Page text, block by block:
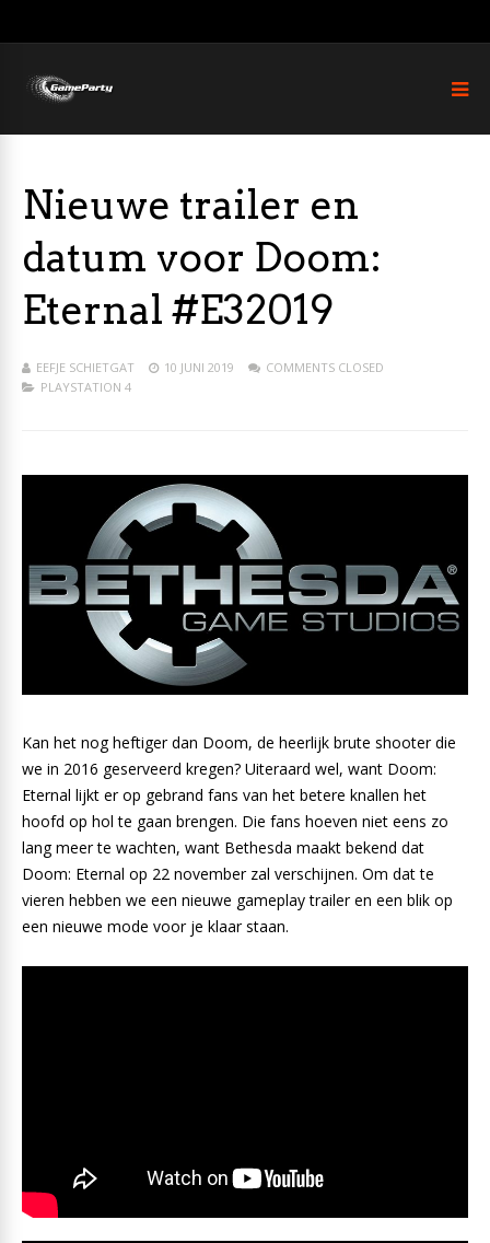
Nieuwe trailer en
datum voor Doom:
Eternal #E32019
EEFJE SCHIETGAT 10 JUNI 2019
COMMENTS CLOSED
PLAYSTATION 4
Kan het nog heftiger dan Doom, de heerlijk brute shooter die
we in 2016 geserveerd kregen? Uiteraard wel, want Doom:
Eternal lijkt er op gebrand fans van het betere knallen het
hoofd op hol te gaan brengen. Die fans hoeven niet eens zo
lang meer te wachten, want Bethesda maakt bekend dat
Doom: Eternal op 22 november zal verschijnen. Om dat te
vieren hebben we een nieuwe gameplay trailer en een blik op
een nieuwe mode voor je klaar staan.